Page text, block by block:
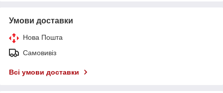
Умови доставки
Нова Пошта
Самовивіз
Всі умови доставки